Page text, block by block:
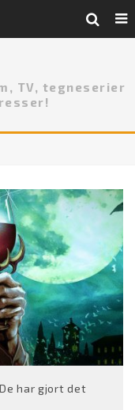
TV, tegneserier
har gjort det